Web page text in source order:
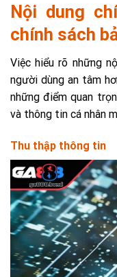
Nội dung
chính sách
Việc hiểu rõ những
người dùng an tâm
những điểm quan
và thông tin cá nhân
Thu thập thông tin